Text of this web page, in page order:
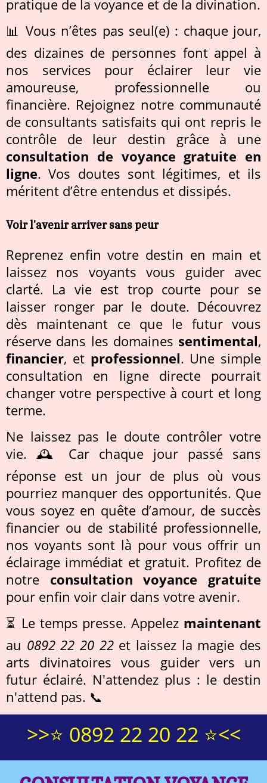
pratique de la voyance et de la divination.
📊 Vous n’êtes pas seul(e) : chaque jour,
des dizaines de personnes font appel à
nos services pour éclairer leur vie
amoureuse, professionnelle ou
financière. Rejoignez notre communauté
de consultants satisfaits qui ont repris le
contrôle de leur destin grâce à une
consultation de voyance gratuite en
ligne. Vos doutes sont légitimes, et ils
méritent d’être entendus et dissipés.
Voir l'avenir arriver sans peur
Reprenez enfin votre destin en main et
laissez nos voyants vous guider avec
clarté. La vie est trop courte pour se
laisser ronger par le doute. Découvrez
dès maintenant ce que le futur vous
réserve dans les domaines sentimental,
financier, et professionnel. Une simple
consultation en ligne directe pourrait
changer votre perspective à court et long
terme.
Ne laissez pas le doute contrôler votre
vie. 🕰️ Car chaque jour passé sans
réponse est un jour de plus où vous
pourriez manquer des opportunités. Que
vous soyez en quête d’amour, de succès
financier ou de stabilité professionnelle,
nos voyants sont là pour vous offrir un
éclairage immédiat et gratuit. Profitez de
notre consultation voyance gratuite
pour enfin voir clair dans votre avenir.
⏳ Le temps presse. Appelez maintenant
au 0892 22 20 22et laissez la magie des
arts divinatoires vous guider vers un
futur éclairé. N'attendez plus : le destin
n'attend pas. 📞
>>⭐ 0892 22 20 22 ⭐<<